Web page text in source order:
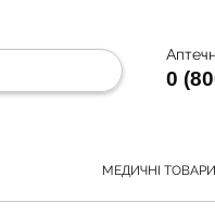
0
МЕДИЧНІ ТОВАРИ